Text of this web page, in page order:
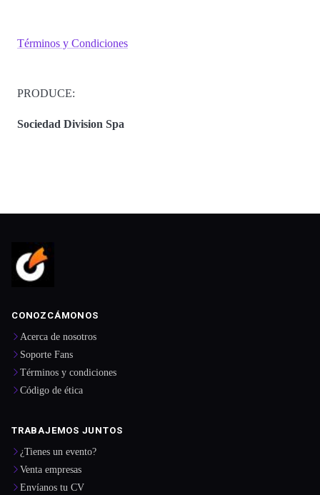
Términos y Condiciones
PRODUCE:
Sociedad Division Spa
CONOZCÁMONOS
Acerca de nosotros
Soporte Fans
Términos y condiciones
Código de ética
TRABAJEMOS JUNTOS
¿Tienes un evento?
Venta empresas
Envíanos tu CV